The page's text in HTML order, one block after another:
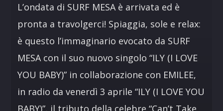
L’ondata di SURF MESA è arrivata ed è
pronta a travolgerci! Spiaggia, sole e relax:
è questo l’immaginario evocato da SURF
MESA con il suo nuovo singolo “ILY (I LOVE
YOU BABY)” in collaborazione con EMILEE,
in radio da venerdì 3 aprile “ILY (I LOVE YOU
BABY)”, il tributo della celebre “Can’t Take